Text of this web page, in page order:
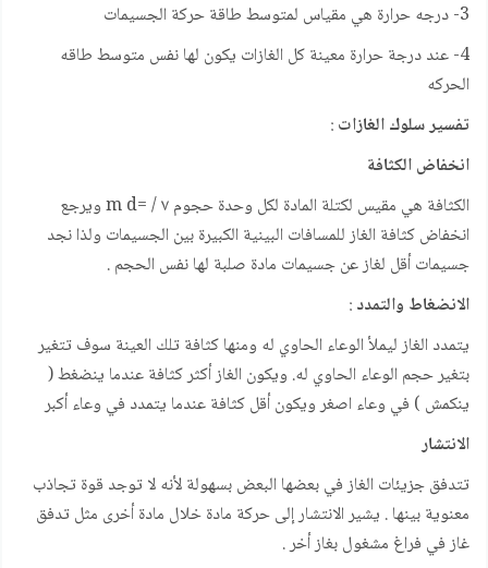
3- درجه حرارة هي مقياس لمتوسط طاقة حركة الجسيمات
4- عند درجة حرارة معينة كل الغازات يكون لها نفس متوسط طاقه
الحركه
تفسير سلوك الغازات:
انخفاض الكثافة
الكثافة هي مقيس لكتلة المادة لكل وحدة حجوم ٧ / =m d ويرجع
انخفاض كثافة الغاز للمسافات البينية الكبيرة بين الجسيمات ولذا نجد
جسيمات أقل لغاز عن جسيمات مادة صلبة لها نفس الحجم .
الانضغاط والتمدد:
يتمدد الغاز ليملأ الوعاء الحاوي له ومنها كثافة تلك العينة سوف تتغير
بتغير حجم الوعاء الحاوي له. ويكون الغاز أكثر كثافة عندما ينضغط (
ينكمش ) في وعاء اصغر ويكون أقل كثافة عندما يتمدد في وعاء أكبر
الانتشار
تتدفق جزيئات الغاز في بعضها البعض بسهولة لأنه لا توجد قوة تجاذب
معنوية بينها . يشير الانتشار إلى حركة مادة خلال مادة أخرى مثل تدفق
غاز في فراغ مشغول بغاز أخر .